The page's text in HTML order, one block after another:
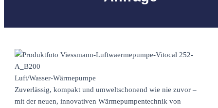
Luft/Wasser-Wärmepumpe
Zuverlässig, kompakt und umweltschonend wie nie zuvor –
mit der neuen, innovativen Wärmepumpentechnik von